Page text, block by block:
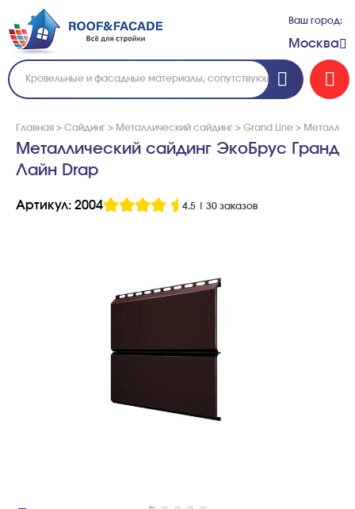
Ваш город:
Москва
Главная > Сайдинг > Металлический сайдинг > Grand Line >
Металлический сайдинг ЭкоБрус Гранд
Лайн Drap
Артикул: 2004 4.5 30 заказов